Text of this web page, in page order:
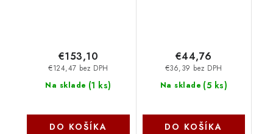
Na sklade (1 ks)
€124,47 bez DPH
€153,10
DO KOŠÍKA
Na sklade (5 ks)
€36,39 bez DPH
€44,76
DO KOŠÍKA